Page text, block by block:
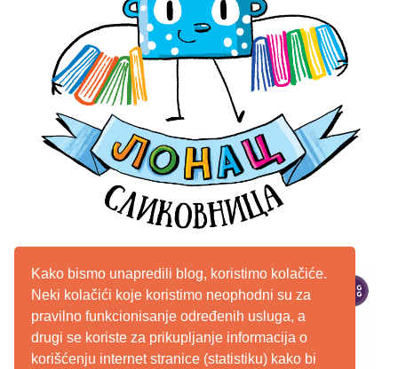
Kako bismo unapredili blog, koristimo kolačiće.
Neki kolačići koje koristimo neophodni su za
pravilno funkcionisanje određenih usluga, a
drugi se koriste za prikupljanje informacija o
korišćenju internet stranice (statistiku) kako bi